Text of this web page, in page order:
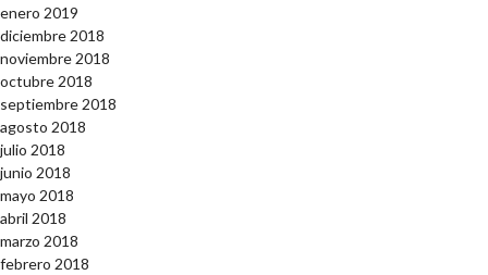
enero 2019
diciembre 2018
noviembre 2018
octubre 2018
septiembre 2018
agosto 2018
julio 2018
junio 2018
mayo 2018
abril 2018
marzo 2018
febrero 2018